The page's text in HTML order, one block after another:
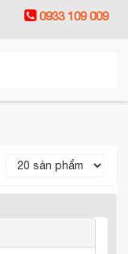
0933 109 009